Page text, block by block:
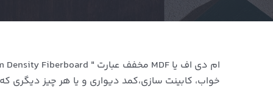
خواب، کابینت سازی،کمد دیواری و یا هر چیز دیگری